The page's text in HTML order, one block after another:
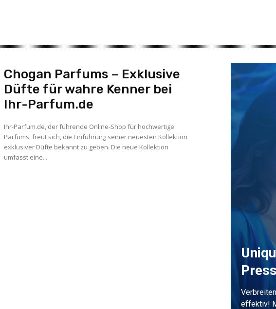
Chogan Parfums – Exklusive
Düfte für wahre Kenner bei
Ihr-Parfum.de
Ihr-Parfum.de, der führende Online-Shop für hochwertige
Parfums, freut sich, die Einführung seiner neuesten Kollektion
exklusiver Düfte bekannt zu geben. Die neue Kollektion
umfasst eine...
effektiv!